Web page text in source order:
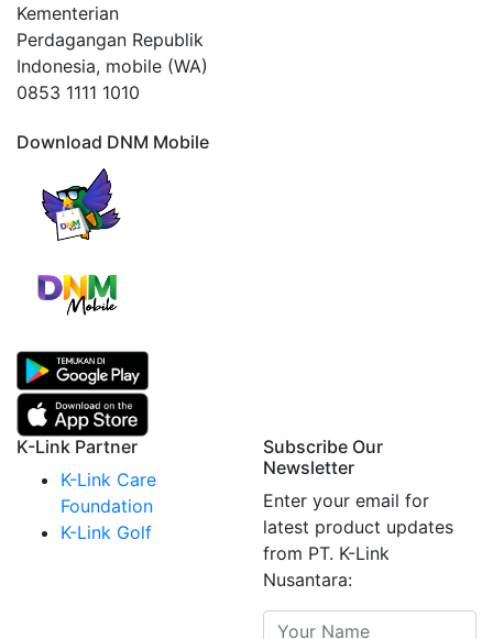
Kementerian
Perdagangan Republik
Indonesia, mobile (WA)
0853 1111 1010
Download DNM Mobile
K-Link Partner
K-Link Care
Foundation
K-Link Golf
Subscribe Our
Newsletter
Enter your email for
latest product updates
from PT. K-Link
Nusantara: